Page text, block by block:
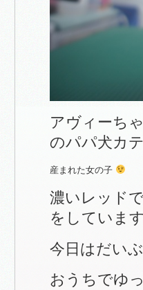
アヴィーち
のパパ犬カ
産まれた女の子
濃いレッド
をしています
今日はだい
おうちでゆ